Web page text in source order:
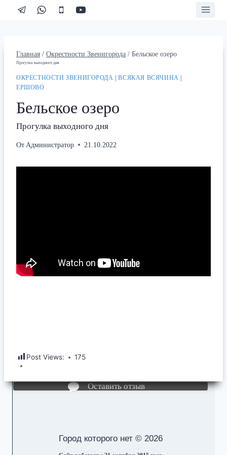
Перейти
Главная / Окрестности Звенигорода / Бельское озеро
Прогулка выходного дня
ОКРЕСТНОСТИ ЗВЕНИГОРОДА |ВСЯКАЯ ВСЯЧИНА
ЕРШОВО
Бельское озеро
Прогулка выходного дня
От Администратор 21.10.2022
Post Views: 175
Оставить отзыв
Город которого нет © 2026